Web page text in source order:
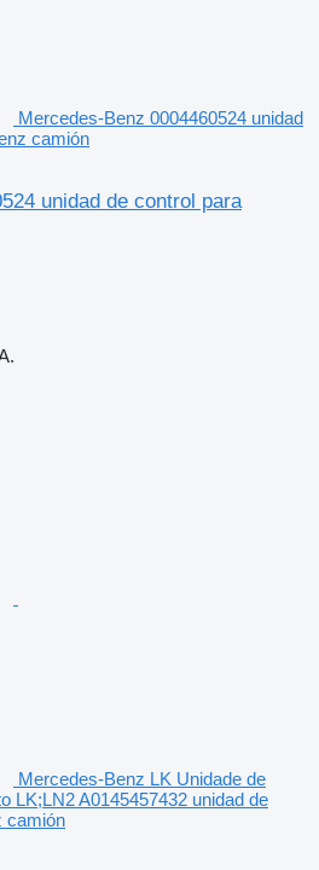
Mercedes-Benz 0004460524 unidad
camión
unidad de control para
Mercedes-Benz LK Unidade de
LK;LN2 A0145457432 unidad de
camión